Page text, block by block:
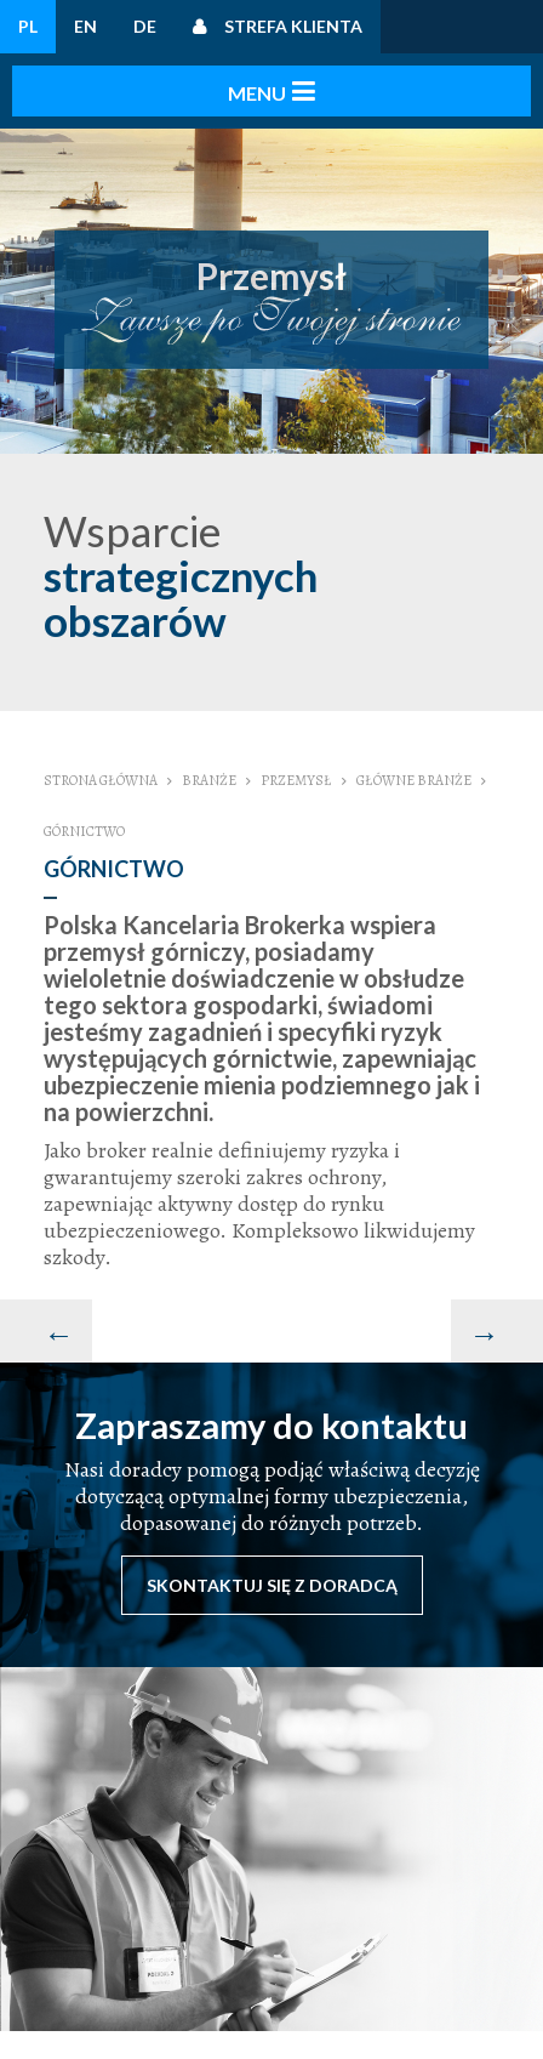
PL EN DE STREFA KLIENTA
Przemysł
Wsparcie
strategicznych
obszarów
STRONA GŁÓWNA BRANŻE PRZEMYSŁ GŁÓWNE BRANŻE
GÓRNICTWO
GÓRNICTWO
Polska Kancelaria Brokerka wspiera
przemysł górniczy, posiadamy
wieloletnie doświadczenie w obsłudze
tego sektora gospodarki, świadomi
jesteśmy zagadnień i specyfiki ryzyk
występujących górnictwie, zapewniając
ubezpieczenie mienia podziemnego jak i
na powierzchni.
Jako broker realnie definiujemy ryzyka i
gwarantujemy szeroki zakres ochrony,
zapewniając aktywny dostęp do rynku
ubezpieczeniowego. Kompleksowo likwidujemy
szkody.
← →
Zapraszamy do kontaktu
Nasi doradcy pomogą podjąć właściwą decyzję
dotyczącą optymalnej formy ubezpieczenia,
dopasowanej do różnych potrzeb.
SKONTAKTUJ SIĘ Z DORADCĄ